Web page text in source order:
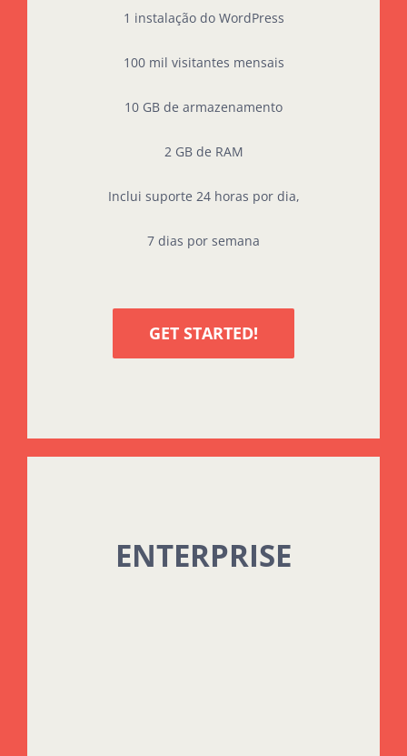
1 instalação do WordPress
100 mil visitantes mensais
10 GB de armazenamento
2 GB de RAM
Inclui suporte 24 horas por dia,
7 dias por semana
GET STARTED!
ENTERPRISE